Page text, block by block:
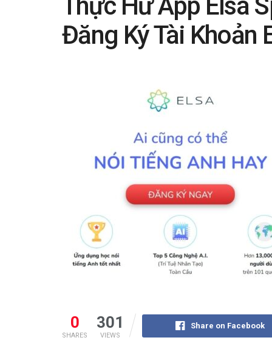
Đăng Ký Tài Khoản
0
SHARES
301
VIEWS
Share on Facebook